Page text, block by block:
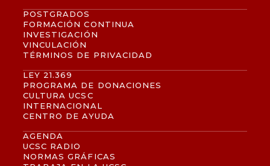
POSTGRADOS
FORMACIÓN CONTINUA
INVESTIGACIÓN
VINCULACIÓN
TÉRMINOS DE PRIVACIDAD
LEY 21.369
PROGRAMA DE DONACIONES
CULTURA UCSC
INTERNACIONAL
CENTRO DE AYUDA
AGENDA
UCSC RADIO
NORMAS GRÁFICAS